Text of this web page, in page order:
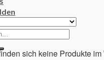
sich keine Produkte im